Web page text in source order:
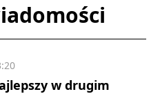
w drugim